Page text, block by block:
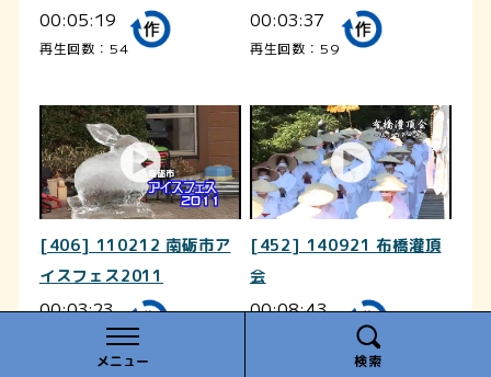
メニュー 検索
00:05:19
再生回数：54
00:03:37
再生回数：59
[406] 110212 南砺市ア
イスフェス2011
00:03:23
再生回数：12
[452] 140921 布橋灌頂
会
00:08:43